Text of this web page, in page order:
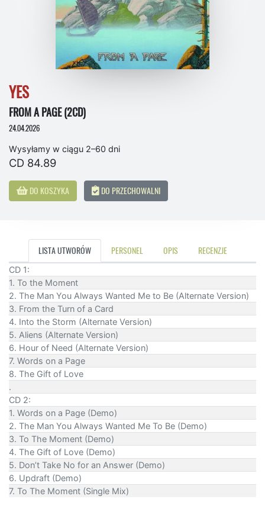
YES
FROM A PAGE (2CD)
24.04.2026
Wysyłamy w ciągu 2–60 dni
CD 84.89
DO KOSZYKA DO PRZECHOWALNI
LISTA UTWORÓW PERSONEL OPIS RECENZJE
CD 1:
1. To the Moment
2. The Man You Always Wanted Me to Be (Alternate Version)
3. From the Turn of a Card
4. Into the Storm (Alternate Version)
5. Aliens (Alternate Version)
6. Hour of Need (Alternate Version)
7. Words on a Page
8. The Gift of Love
.
CD 2:
1. Words on a Page (Demo)
2. The Man You Always Wanted Me To Be (Demo)
3. To The Moment (Demo)
4. The Gift of Love (Demo)
5. Don’t Take No for an Answer (Demo)
6. Updraft (Demo)
7. To The Moment (Single Mix)